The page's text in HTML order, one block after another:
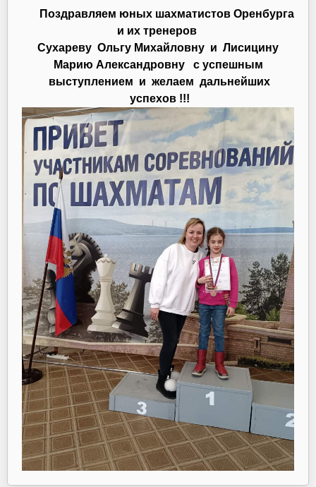
Поздравляем юных шахматистов Оренбурга
и их тренеров
Сухареву Ольгу Михайловну и Лисицину
Марию Александровну с успешным
выступлением и желаем дальнейших
успехов !!!